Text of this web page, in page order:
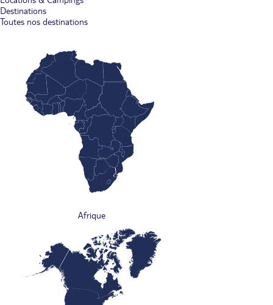
Destinations
Toutes nos destinations
Afrique